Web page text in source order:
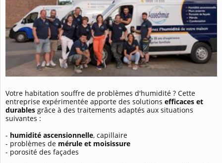
Votre habitation souffre de problèmes d'humidité ? Cette
entreprise expérimentée apporte des solutions efficaces et
durables grâce à des traitements adaptés aux situations
suivantes :
- humidité ascensionnelle, capillaire
- problèmes de mérule et moisissure
- porosité des façades